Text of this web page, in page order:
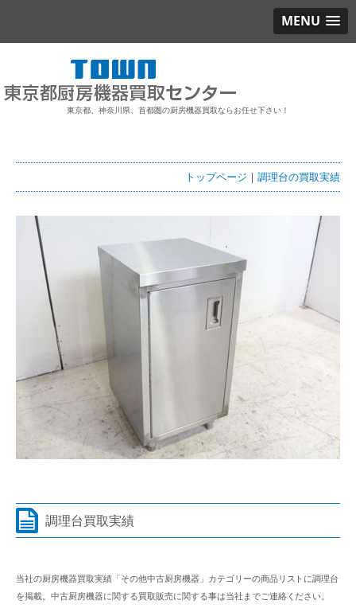
MENU
東京都、神奈川県、首都圏の厨房機器買取ならお任せ下さい！
トップページ |調理台の買取実績
調理台買取実績
当社の厨房機器買取実績「その他中古厨房機器」カテゴリーの商品リストに調理台
を掲載。中古厨房機器に関する買取販売に関する事は当社までご連絡ください。